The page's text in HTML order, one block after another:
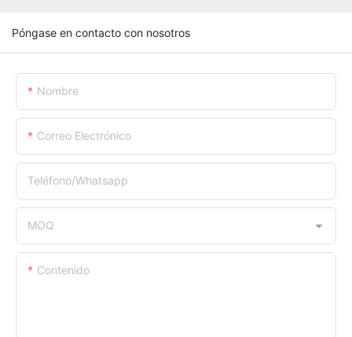
Póngase en contacto con nosotros
Nombre
Correo Electrónico
Teléfono/whatsapp
MOQ
Contenido